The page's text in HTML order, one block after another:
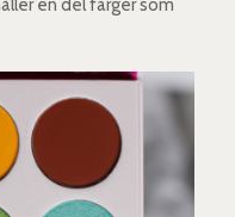
en del färger som